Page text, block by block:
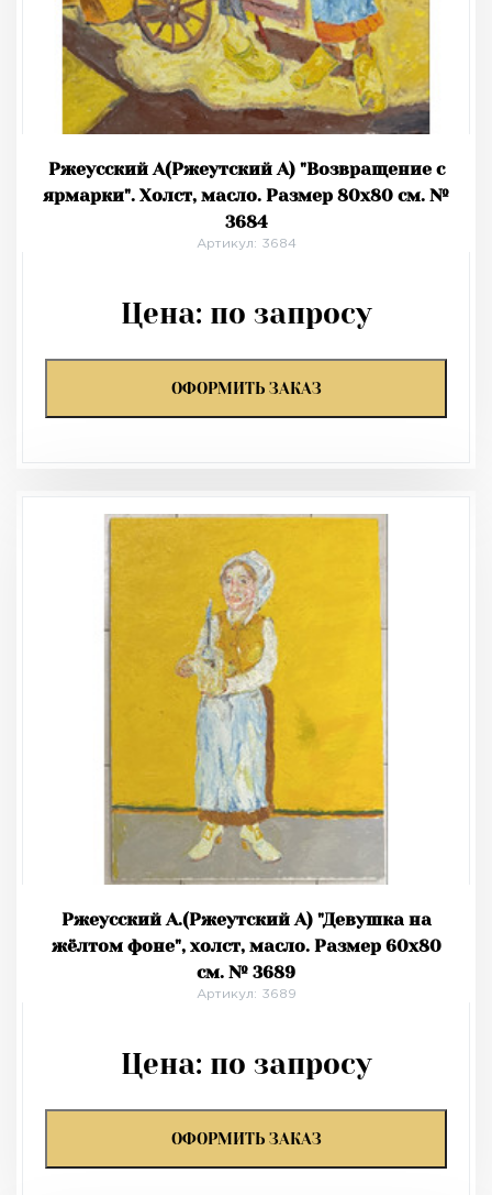
Ржеусский А(Ржеутский А) "Возвращение с
ярмарки". Холст, масло. Размер 80х80 см. №
3684
Артикул: 3684
Цена: по запросу
ОФОРМИТЬ ЗАКАЗ
Ржеусский А.(Ржеутский А) "Девушка на
жёлтом фоне", холст, масло. Размер 60х80
см. № 3689
Артикул: 3689
Цена: по запросу
ОФОРМИТЬ ЗАКАЗ